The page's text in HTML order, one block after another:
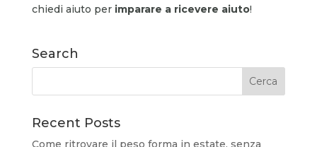
chiedi aiuto per imparare a ricevere aiuto!
Search
Recent Posts
Come ritrovare il peso forma in estate, senza